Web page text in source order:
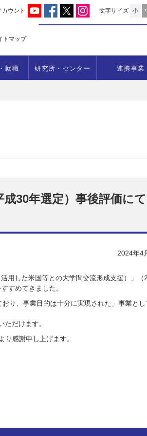
文字サイズ 小
ウント
トマップ
就職 研究所・センター 連携事業
30年選定）事後評価にて
2024年4
用した米国等との大学間交流形成支援）」（
すめてきました。
り、事業目的は十分に実現された」事業とし
ただけます。
感謝申し上げます。